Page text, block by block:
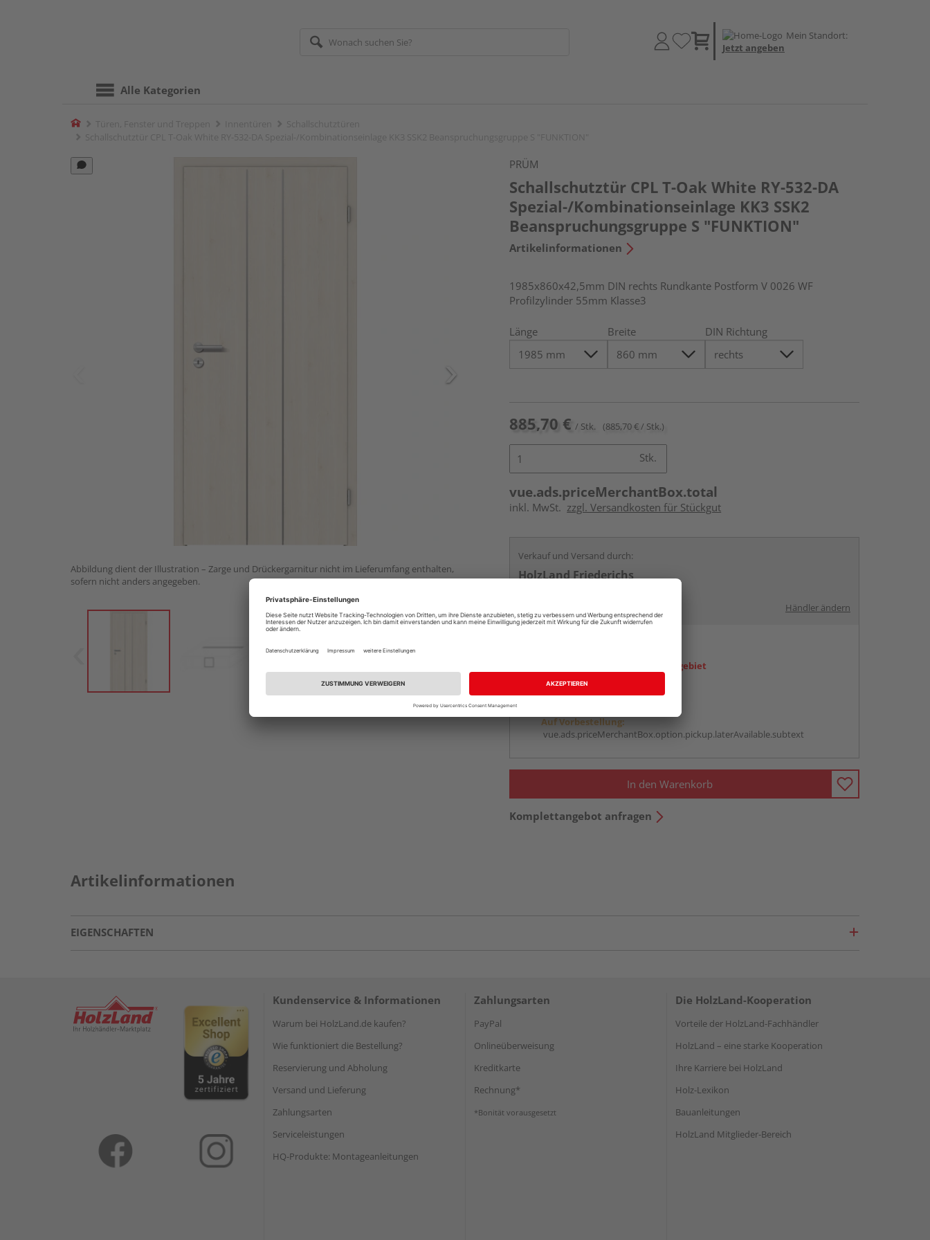
Mein Standort:
Jetzt angeben
Alle Kategorien
Home
Abbildung dient der Illustration – Zarge und Drückergarnitur nicht im Lieferumfang enthalten,
sofern nicht anders angegeben.
PRÜM
Schallschutztür CPL T-Oak White RY-532-DA
Spezial-/Kombinationseinlage KK3 SSK2
Beanspruchungsgruppe S "FUNKTION"
Artikelinformationen
1985x860x42,5mm DIN rechts Rundkante Postform V 0026 WF
Profilzylinder 55mm Klasse3
Länge Breite DIN Richtung
885,70 € / Stk. (885,70 € / Stk.)
Stk.
vue.ads.priceMerchantBox.total
inkl. MwSt. zzgl. Versandkosten für Stückgut
Verkauf und Versand durch:
HolzLand Friederichs
Händler ändern
Ihr Standort ist nicht im Liefergebiet
Auf Vorbestellung:
vue.ads.priceMerchantBox.option.pickup.laterAvailable.subtext
In den Warenkorb
Komplettangebot anfragen
Artikelinformationen
EIGENSCHAFTEN
Kundenservice & Informationen
Warum bei HolzLand.de kaufen?
Wie funktioniert die Bestellung?
Reservierung und Abholung
Versand und Lieferung
Zahlungsarten
Serviceleistungen
HQ-Produkte: Montageanleitungen
Zahlungsarten
PayPal
Onlineüberweisung
Kreditkarte
Rechnung*
*Bonität vorausgesetzt
Die HolzLand-Kooperation
Vorteile der HolzLand-Fachhändler
HolzLand – eine starke Kooperation
Ihre Karriere bei HolzLand
Holz-Lexikon
Bauanleitungen
HolzLand Mitglieder-Bereich